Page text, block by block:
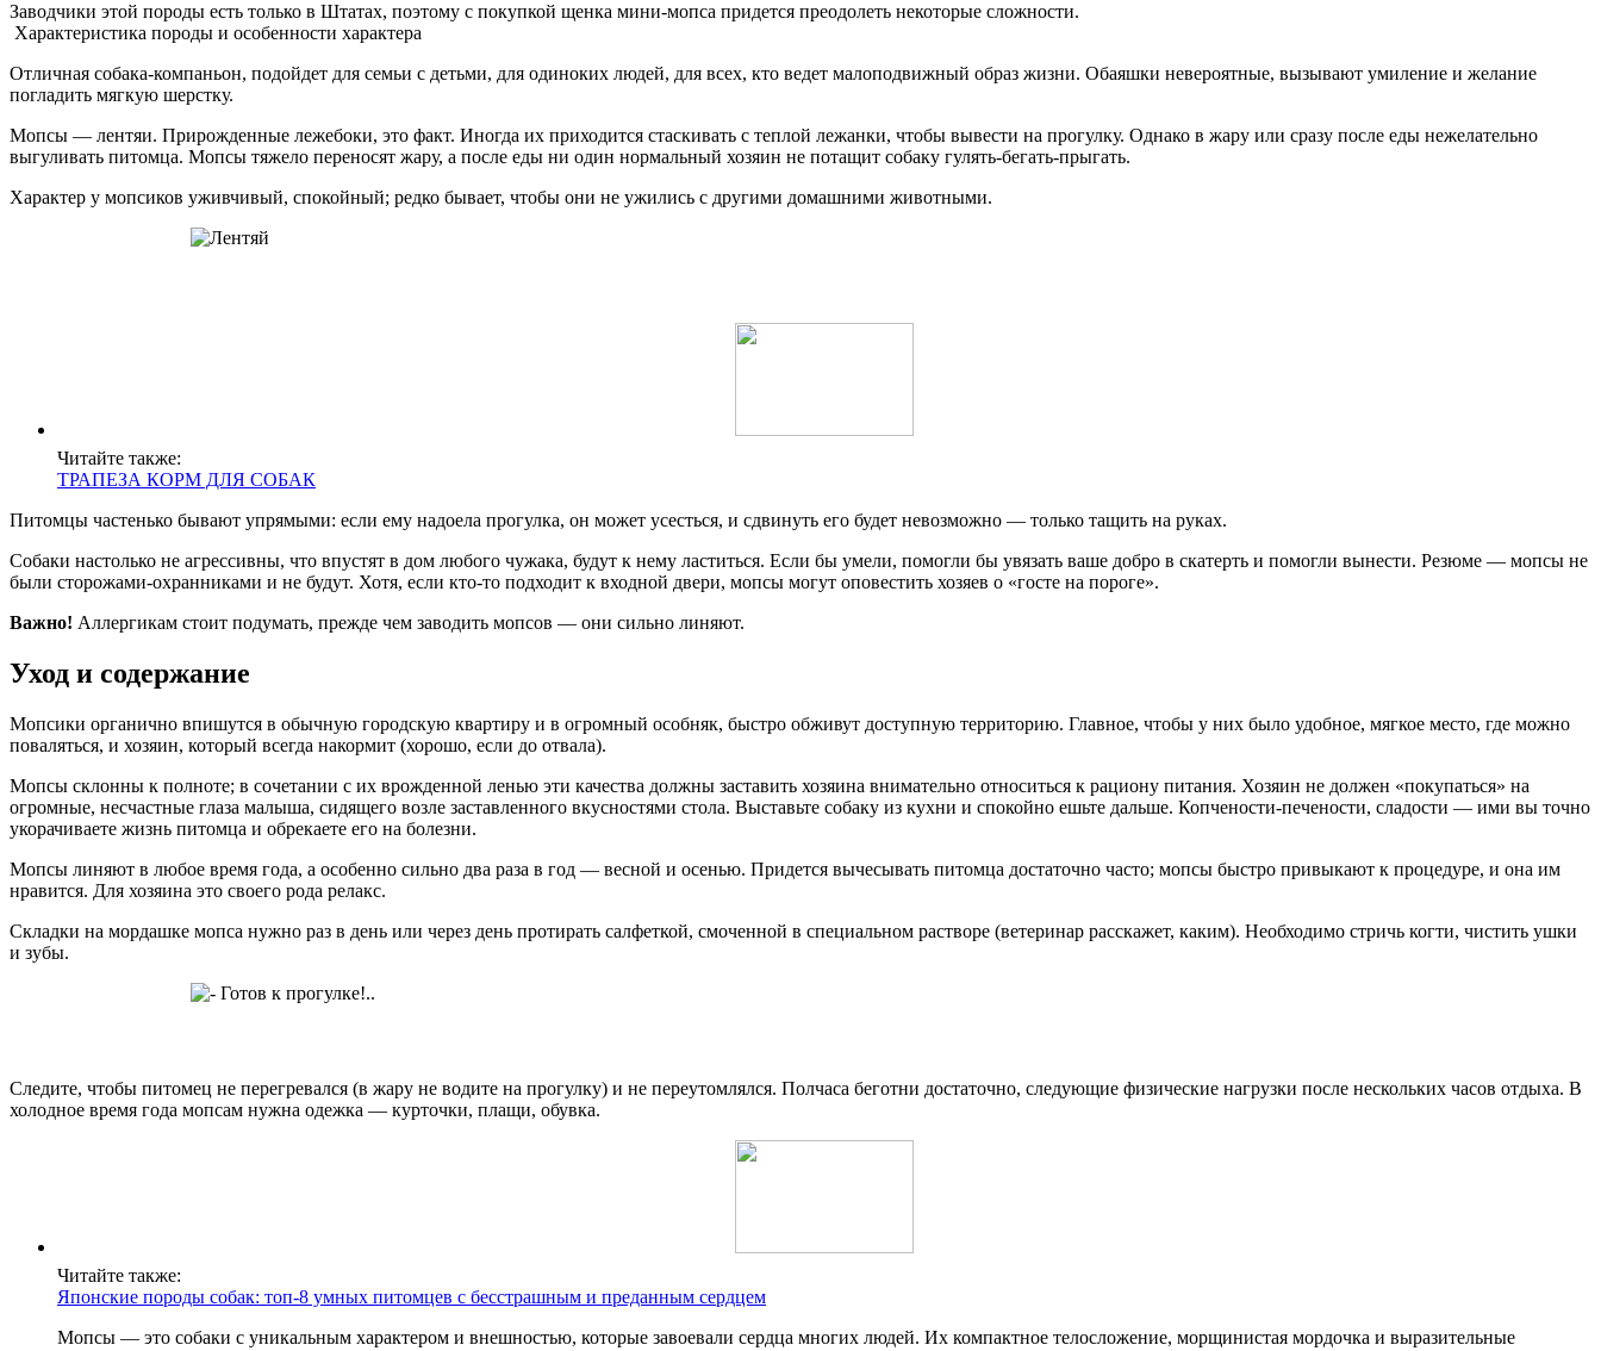
Заводчики этой породы есть только в Штатах, поэтому с покупкой щенка мини-мопса придется преодолеть некоторые сложности.
Характеристика породы и особенности характера
Отличная собака-компаньон, подойдет для семьи с детьми, для одиноких людей, для всех, кто ведет малоподвижный образ жизни. Обаяшки невероятные, вызывают умиление и желание
погладить мягкую шерстку.
Мопсы — лентяи. Прирожденные лежебоки, это факт. Иногда их приходится стаскивать с теплой лежанки, чтобы вывести на прогулку. Однако в жару или сразу после еды нежелательно
выгуливать питомца. Мопсы тяжело переносят жару, а после еды ни один нормальный хозяин не потащит собаку гулять-бегать-прыгать.
Характер у мопсиков уживчивый, спокойный; редко бывает, чтобы они не ужились с другими домашними животными.
Читайте также:
ТРАПЕЗА КОРМ ДЛЯ СОБАК
Питомцы частенько бывают упрямыми: если ему надоела прогулка, он может усесться, и сдвинуть его будет невозможно — только тащить на руках.
Собаки настолько не агрессивны, что впустят в дом любого чужака, будут к нему ластиться. Если бы умели, помогли бы увязать ваше добро в скатерть и помогли вынести. Резюме — мопсы не
были сторожами-охранниками и не будут. Хотя, если кто-то подходит к входной двери, мопсы могут оповестить хозяев о «госте на пороге».
Важно! Аллергикам стоит подумать, прежде чем заводить мопсов — они сильно линяют.
Уход и содержание
Мопсики органично впишутся в обычную городскую квартиру и в огромный особняк, быстро обживут доступную территорию. Главное, чтобы у них было удобное, мягкое место, где можно
поваляться, и хозяин, который всегда накормит (хорошо, если до отвала).
Мопсы склонны к полноте; в сочетании с их врожденной ленью эти качества должны заставить хозяина внимательно относиться к рациону питания. Хозяин не должен «покупаться» на
огромные, несчастные глаза малыша, сидящего возле заставленного вкусностями стола. Выставьте собаку из кухни и спокойно ешьте дальше. Копчености-печености, сладости — ими вы точно
укорачиваете жизнь питомца и обрекаете его на болезни.
Мопсы линяют в любое время года, а особенно сильно два раза в год — весной и осенью. Придется вычесывать питомца достаточно часто; мопсы быстро привыкают к процедуре, и она им
нравится. Для хозяина это своего рода релакс.
Складки на мордашке мопса нужно раз в день или через день протирать салфеткой, смоченной в специальном растворе (ветеринар расскажет, каким). Необходимо стричь когти, чистить ушки
и зубы.
Следите, чтобы питомец не перегревался (в жару не водите на прогулку) и не переутомлялся. Полчаса беготни достаточно, следующие физические нагрузки после нескольких часов отдыха. В
холодное время года мопсам нужна одежка — курточки, плащи, обувка.
Читайте также:
Японские породы собак: топ-8 умных питомцев с бесстрашным и преданным сердцем
Мопсы — это собаки с уникальным характером и внешностью, которые завоевали сердца многих людей. Их компактное телосложение, морщинистая мордочка и выразительные